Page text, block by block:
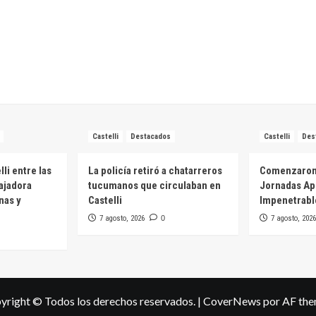
entre las
y
Castelli Destacados
La policía retiró a chatarreros
tucumanos que circulaban en
Castelli
7 agosto, 2026 0
Castelli
Jornadas
7 agosto, 2026
© Todos los derechos reservados. | CoverNews por AF